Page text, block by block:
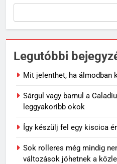
Legutóbbi
Mit jelenthet, ha álmodban
Sárgul vagy barnul a
leggyakoribb okok
Így készülj fel egy kiscica
Sok rolleres még mindig
változások jöhetnek a